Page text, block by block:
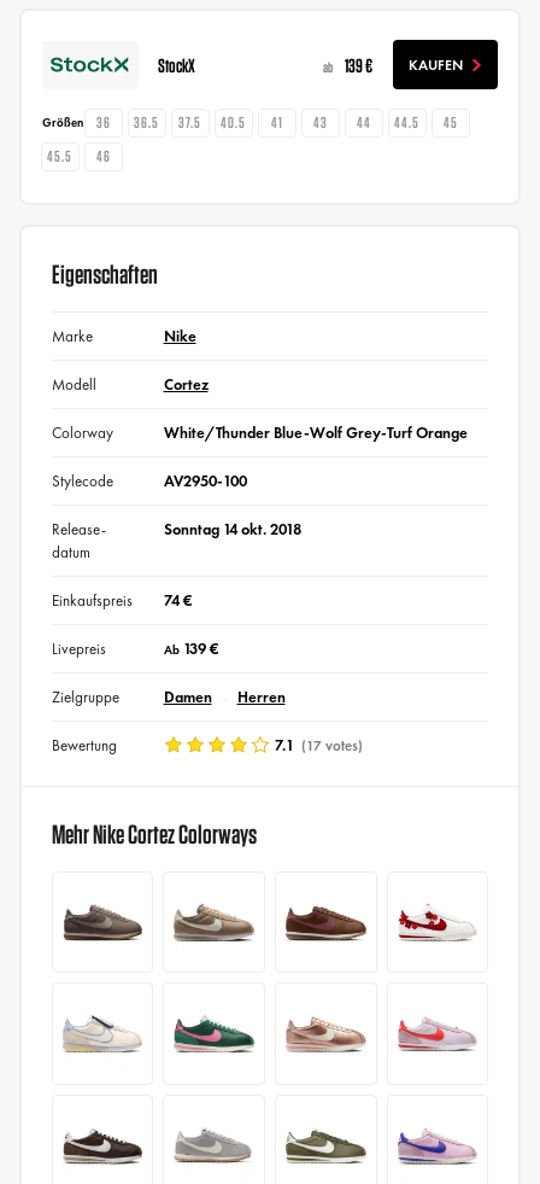
StockX ab 139 € KAUFEN
Größen 36 36.5 37.5 40.5 41 43 44 44.5
45
45.5
46
Eigenschaften
Marke Nike
Modell Cortez
Colorway White/Thunder Blue-Wolf Grey-Turf Orange
Stylecode AV2950-100
Release-
datum
Sonntag 14 okt. 2018
Einkaufspreis 74 €
Livepreis Ab139 €
Zielgruppe Damen Herren
Bewertung 7.1 (17 votes)
Mehr Nike Cortez Colorways